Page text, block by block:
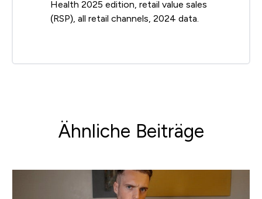
Health 2025 edition, retail value sales
(RSP), all retail channels, 2024 data.
Ähnliche Beiträge